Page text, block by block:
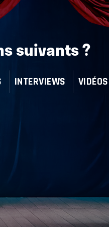
suivants ?
INTERVIEWS VIDÉOS